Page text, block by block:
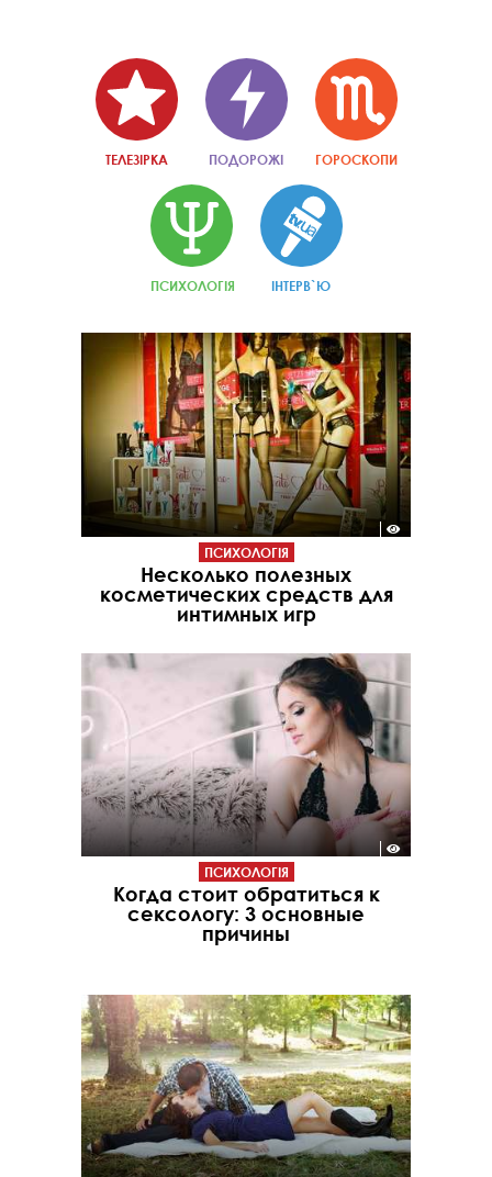
ТЕЛЕЗІРКА ПОДОРОЖІ ГОРОСКОПИ
ПСИХОЛОГІЯ ІНТЕРВ`Ю
ПСИХОЛОГІЯ
Несколько полезных
косметических средств для
интимных игр
ПСИХОЛОГІЯ
Когда стоит обратиться к
сексологу: 3 основные
причины